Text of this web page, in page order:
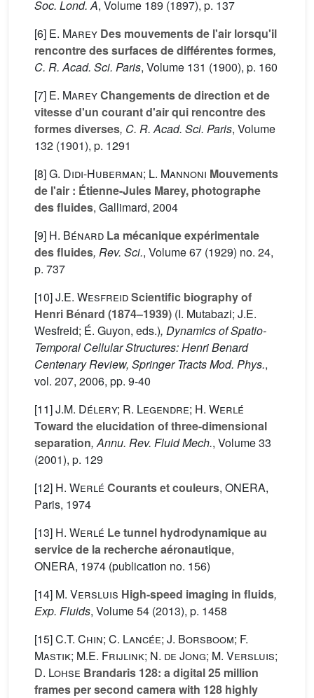
Soc. Lond. A, Volume 189 (1897), p. 137
[6] E. Marey Des mouvements de l'air lorsqu'il
rencontre des surfaces de différentes formes,
C. R. Acad. Sci. Paris, Volume 131 (1900), p. 160
[7] E. MareyChangements de direction et de
vitesse d'un courant d'air qui rencontre des
formes diverses, C. R. Acad. Sci. Paris, Volume
132 (1901), p. 1291
[8]G. Didi-Huberman; L. Mannoni Mouvements
de l'air : Étienne-Jules Marey, photographe
des fluides, Gallimard, 2004
[9] H. Bénard La mécanique expérimentale
des fluides, Rev. Sci., Volume 67 (1929) no. 24,
p. 737
[10]J.E. WesfreidScientific biography of
Henri Bénard (1874–1939) (I. Mutabazi; J.E.
Wesfreid; É. Guyon, eds.), Dynamics of Spatio-
Temporal Cellular Structures: Henri Benard
Centenary Review, Springer Tracts Mod. Phys.,
vol. 207, 2006, pp. 9-40
[11]J.M. Délery; R. Legendre; H. Werlé
Toward the elucidation of three-dimensional
separation, Annu. Rev. Fluid Mech., Volume 33
(2001), p. 129
[12] H. Werlé Courants et couleurs, ONERA,
Paris, 1974
[13] H. Werlé Le tunnel hydrodynamique au
service de la recherche aéronautique,
ONERA, 1974 (publication no. 156)
[14] M. Versluis High-speed imaging in fluids,
Exp. Fluids, Volume 54 (2013), p. 1458
[15]C.T. Chin; C. Lancée; J. Borsboom; F.
Mastik; M.E. Frijlink; N. de Jong; M. Versluis;
D. Lohse Brandaris 128: a digital 25 million
frames per second camera with 128 highly